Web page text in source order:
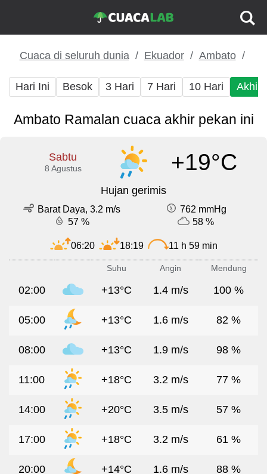
Cuaca di seluruh dunia Ekuador Ambato
Hari Ini Besok 3 Hari 7 Hari 10 Hari Akhir
Ambato Ramalan cuaca akhir pekan ini
Sabtu
8 Agustus +19°C
Hujan gerimis
Barat Daya, 3.2 m/s
762 mmHg
57 %
58 %
06:20 18:19 11 h 59 min
Suhu Angin Mendung
02:00 +13°C 1.4 m/s 100 %
05:00 +13°C 1.6 m/s 82 %
08:00 +13°C 1.9 m/s 98 %
11:00 +18°C 3.2 m/s 77 %
14:00 +20°C 3.5 m/s 57 %
17:00 +18°C 3.2 m/s 61 %
20:00 +14°C 1.6 m/s 88 %